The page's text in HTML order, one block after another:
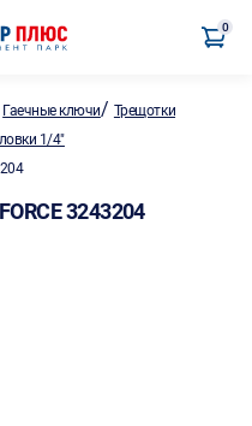
0
Гаечные ключи/ Трещотки
1/4"
3243204